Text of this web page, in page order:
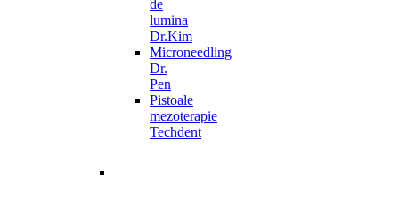
de
lumina
Dr.Kim
Microneedling
Dr.
Pen
Pistoale
mezoterapie
Techdent